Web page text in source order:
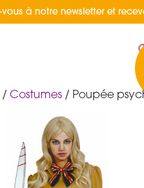
à notre newsletter et
/ Costumes / Poupée